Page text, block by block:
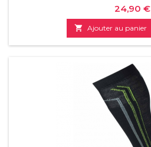
Prix
24,90 €
 Ajouter au panier